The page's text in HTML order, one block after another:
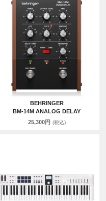
BEHRINGER
BM-14M ANALOG DELAY
25,300円 (税込)